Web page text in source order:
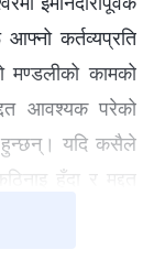
आफ्नो कर्तव्यप्रति
मण्डलीको कामको
आवश्यक परेको
हुन्छन्। यदि कसैले
हुँदा र मद्दत
स्वार्थी, नीच,